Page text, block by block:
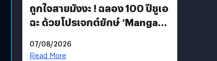
ถูกใจสายมังงะ ! ฉลอง 100 ปีชูเอ
ฉะ ด้วยโปรเจกต์ยักษ์ ‘Manga
มีภาษาไทยด้วย
07/08/2026
Read More